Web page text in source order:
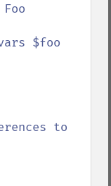
$foo
to